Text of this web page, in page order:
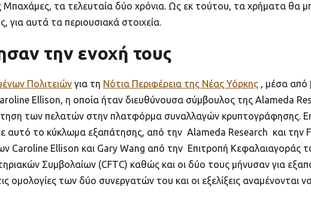
Μπαχάμες, τα τελευταία δύο χρόνια. Ως εκ τούτου, τα χρήματα θα
για αυτά τα περιουσιακά στοιχεία.
την ενοχή τους
Πολιτειών για τη Νότια Περιφέρεια της Νέας Υόρκης , μέσα από
Ellison, η οποία ήταν διευθύνουσα σύμβουλος της Alameda
των πελατών στην πλατφόρμα συναλλαγών κρυπτογράφησης.
το κύκλωμα εξαπάτησης, από την Alameda Research και την
Caroline Ellison και Gary Wang από την Επιτροπή Κεφαλαιαγοράς
Συμβολαίων (CFTC) καθώς και οι δύο τους μήνυσαν για
των δύο συνεργατών του και οι εξελίξεις αναμένονται